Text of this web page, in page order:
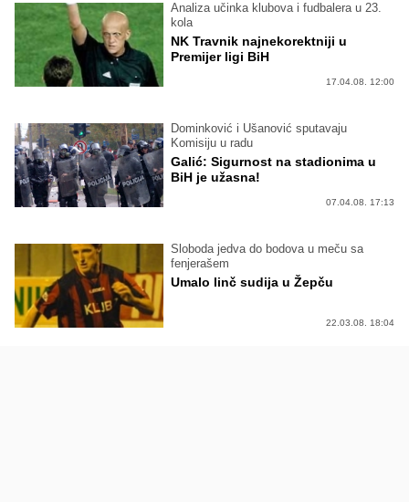
Analiza učinka klubova i fudbalera u 23.
kola
NK Travnik najnekorektniji u
Premijer ligi BiH
17.04.08. 12:00
Dominković i Ušanović sputavaju
Komisiju u radu
Galić: Sigurnost na stadionima u
BiH je užasna!
07.04.08. 17:13
Sloboda jedva do bodova u meču sa
fenjerašem
Umalo linč sudija u Žepču
22.03.08. 18:04